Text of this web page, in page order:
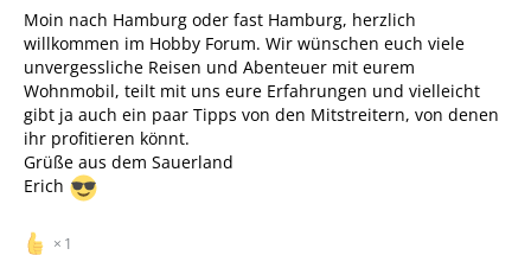
Moin nach Hamburg oder fast Hamburg, herzlich
willkommen im Hobby Forum. Wir wünschen euch viele
unvergessliche Reisen und Abenteuer mit eurem
Wohnmobil, teilt mit uns eure Erfahrungen und vielleicht
gibt ja auch ein paar Tipps von den Mitstreitern, von denen
ihr profitieren könnt.
Grüße aus dem Sauerland
Erich
1